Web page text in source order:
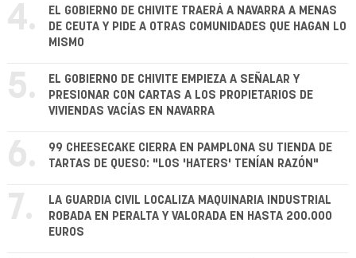
4.
EL GOBIERNO DE CHIVITE TRAERÁ A NAVARRA A MENAS
DE CEUTA Y PIDE A OTRAS COMUNIDADES QUE HAGAN LO
MISMO
5.
EL GOBIERNO DE CHIVITE EMPIEZA A SEÑALAR Y
PRESIONAR CON CARTAS A LOS PROPIETARIOS DE
VIVIENDAS VACÍAS EN NAVARRA
6.
99 CHEESECAKE CIERRA EN PAMPLONA SU TIENDA DE
TARTAS DE QUESO: "LOS 'HATERS' TENÍAN RAZÓN"
7.
LA GUARDIA CIVIL LOCALIZA MAQUINARIA INDUSTRIAL
ROBADA EN PERALTA Y VALORADA EN HASTA 200.000
EUROS